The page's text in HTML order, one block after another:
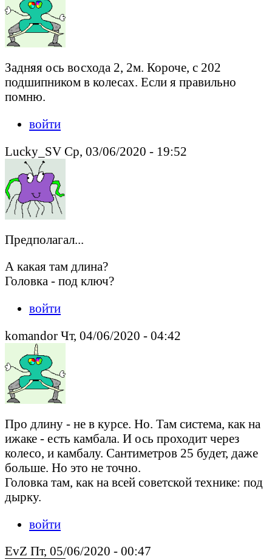
Задняя ось восхода 2, 2м. Короче, с 202
подшипником в колесах. Если я правильно
помню.
войти
Lucky_SV Ср, 03/06/2020 - 19:52
Предполагал...
А какая там длина?
Головка - под ключ?
войти
komandor Чт, 04/06/2020 - 04:42
Про длину - не в курсе. Но. Там система, как на
ижаке - есть камбала. И ось проходит через
колесо, и камбалу. Сантиметров 25 будет, даже
больше. Но это не точно.
Головка там, как на всей советской технике: под
дырку.
войти
EvZ Пт, 05/06/2020 - 00:47